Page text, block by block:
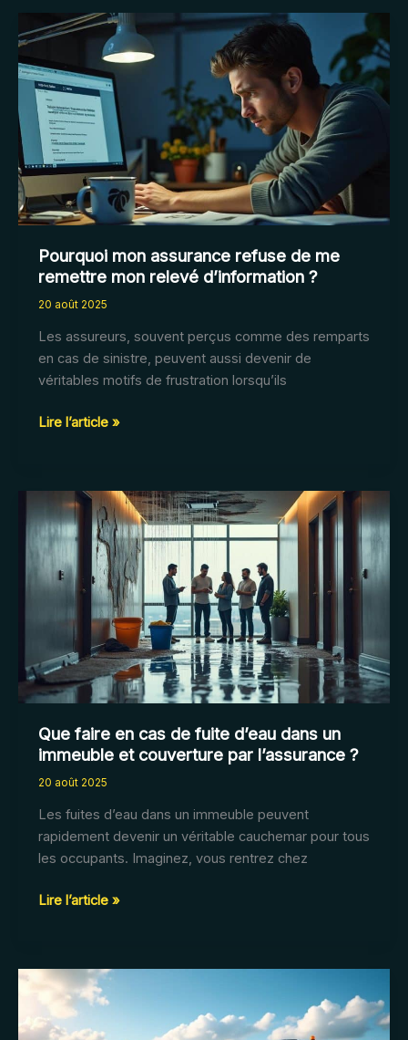
assurance
rapatriement
corps
est
essentiel
en
2025
Pourquoi mon assurance refuse de me
remettre mon relevé d’information ?
20 août 2025
Les assureurs, souvent perçus comme des remparts
en cas de sinistre, peuvent aussi devenir de
véritables motifs de frustration lorsqu’ils
Pourquoi
refuse
me
remettre
mon
relevé
d’information
Lire l’article »
Que faire en cas de fuite d’eau dans un
immeuble et couverture par l’assurance ?
20 août 2025
Les fuites d’eau dans un immeuble peuvent
rapidement devenir un véritable cauchemar pour tous
les occupants. Imaginez, vous rentrez chez
Que
cas
d’eau
Lire l’article »